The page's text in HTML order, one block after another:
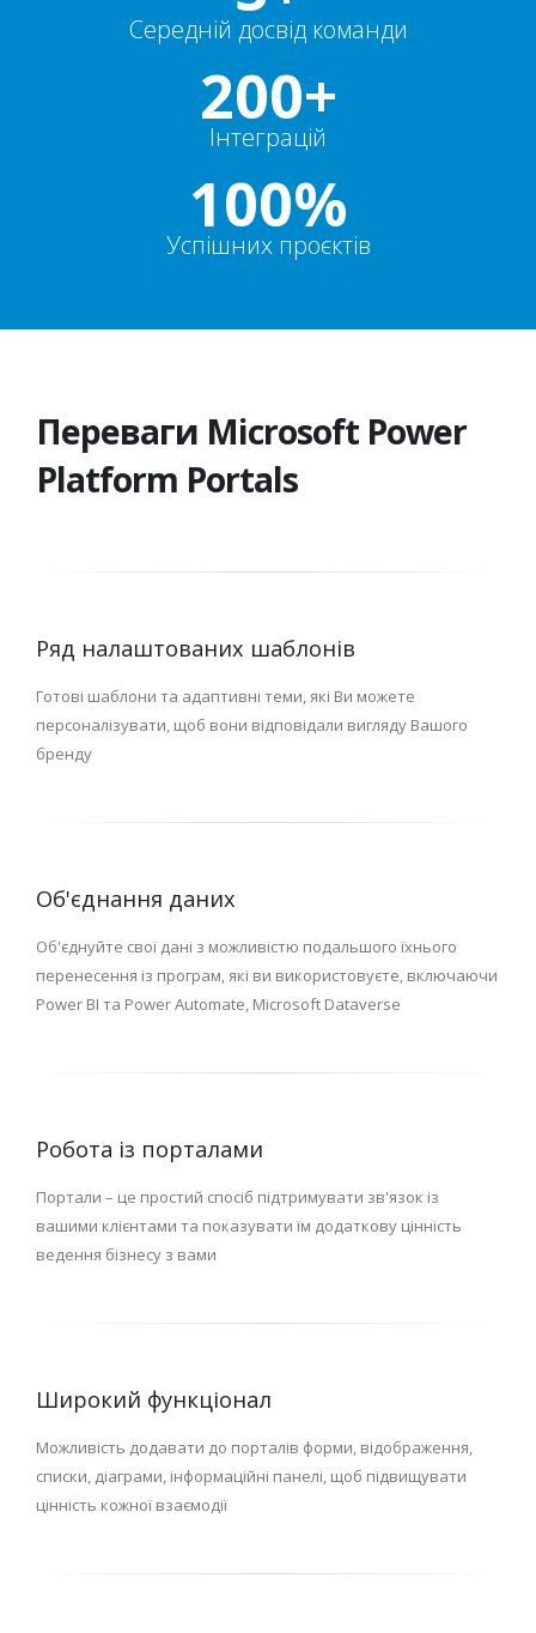
Середній досвід команди
200+
Інтеграцій
100%
Успішних проєктів
Переваги Microsoft Power
Platform Portals
Ряд налаштованих шаблонів
Готові шаблони та адаптивні теми, які Ви можете
персоналізувати, щоб вони відповідали вигляду Вашого
бренду
Об'єднання даних
Об'єднуйте свої дані з можливістю подальшого їхнього
перенесення із програм, які ви використовуєте, включаючи
Power BI та Power Automate, Microsoft Dataverse
Робота із порталами
Портали – це простий спосіб підтримувати зв'язок із
вашими клієнтами та показувати їм додаткову цінність
ведення бізнесу з вами
Широкий функціонал
Можливість додавати до порталів форми, відображення,
списки, діаграми, інформаційні панелі, щоб підвищувати
цінність кожної взаємодії